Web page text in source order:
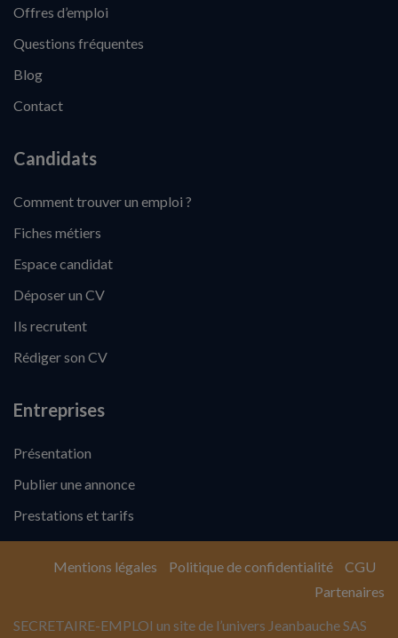
Offres d’emploi
Questions fréquentes
Blog
Contact
Candidats
Comment trouver un emploi ?
Fiches métiers
Espace candidat
Déposer un CV
Ils recrutent
Rédiger son CV
Entreprises
Présentation
Publier une annonce
Prestations et tarifs
SECRETAIRE-EMPLOI un site de l’univers Jeanbauche SAS
Mentions légales Politique de confidentialité
CGU
Partenaires